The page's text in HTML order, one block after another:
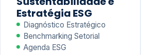
Indicadores de Gestão
Engajamento de
Stakeholders
Materialidade de Impacto
Materialidade Financeira